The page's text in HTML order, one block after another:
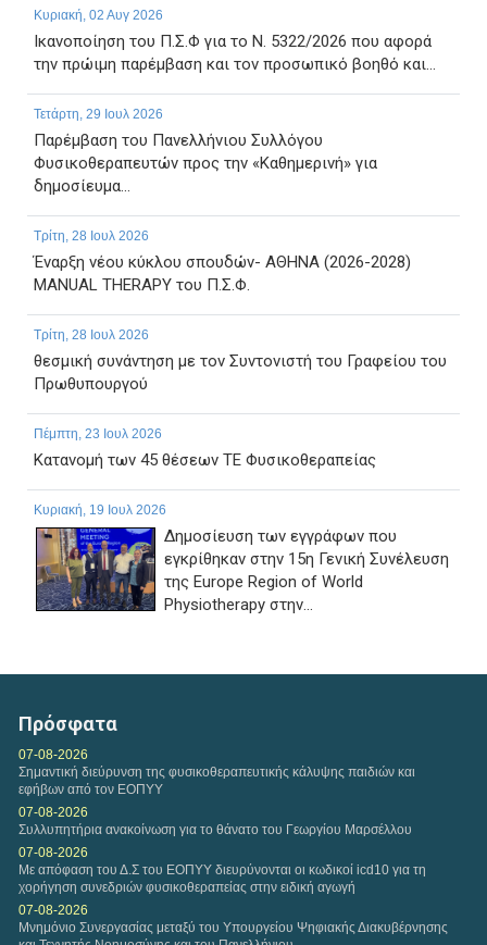
Κυριακή, 02 Αυγ 2026
Ικανοποίηση του Π.Σ.Φ για το Ν. 5322/2026 που αφορά
την πρώιμη παρέμβαση και τον προσωπικό βοηθό και...
Τετάρτη, 29 Ιουλ 2026
Παρέμβαση του Πανελλήνιου Συλλόγου
Φυσικοθεραπευτών προς την «Καθημερινή» για
δημοσίευμα...
Τρίτη, 28 Ιουλ 2026
Έναρξη νέου κύκλου σπουδών- ΑΘΗΝΑ (2026-2028)
MANUAL THERAPY του Π.Σ.Φ.
Τρίτη, 28 Ιουλ 2026
θεσμική συνάντηση με τον Συντονιστή του Γραφείου του
Πρωθυπουργού
Πέμπτη, 23 Ιουλ 2026
Κατανομή των 45 θέσεων ΤΕ Φυσικοθεραπείας
Κυριακή, 19 Ιουλ 2026
Δημοσίευση των εγγράφων που
εγκρίθηκαν στην 15η Γενική Συνέλευση
της Europe Region of World
Physiotherapy στην...
ΠΑΡΑΤΑΣΗ ΗΜΕΡΟΜΗΝΙΑΣ ΥΠΟΒΟΛΗΣ
ΕΚΔΗΛΩΣΗΣ ΕΝΔΙΑΦΕΡΟΝΤΟΣ...
Πρόσφατα
07-08-2026
Σημαντική διεύρυνση της φυσικοθεραπευτικής κάλυψης παιδιών και
εφήβων από τον ΕΟΠΥΥ
07-08-2026
Συλλυπητήρια ανακοίνωση για το θάνατο του Γεωργίου Μαρσέλλου
07-08-2026
Με απόφαση του Δ.Σ του ΕΟΠΥΥ διευρύνονται οι κωδικοί icd10 για τη
χορήγηση συνεδριών φυσικοθεραπείας στην ειδική αγωγή
07-08-2026
Μνημόνιο Συνεργασίας μεταξύ του Υπουργείου Ψηφιακής Διακυβέρνησης